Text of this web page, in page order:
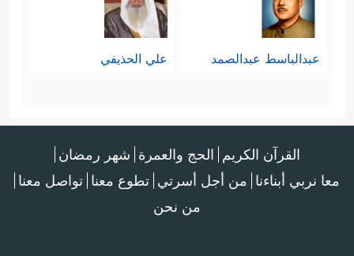
عبدالباسط عبدالصمد علي الحذيفي
القرآن الكريم الحج والعمرة شهر رمضان
معا نربي أبناءنا من أجل أسرتي تطوع معنا تواصل معنا
من نحن